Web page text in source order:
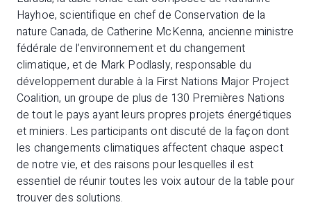
Hayhoe, scientifique en chef de Conservation de la
nature Canada, de Catherine McKenna, ancienne ministre
fédérale de l’environnement et du changement
climatique, et de Mark Podlasly, responsable du
développement durable à la First Nations Major Project
Coalition, un groupe de plus de 130 Premières Nations
de tout le pays ayant leurs propres projets énergétiques
et miniers. Les participants ont discuté de la façon dont
les changements climatiques affectent chaque aspect
de notre vie, et des raisons pour lesquelles il est
essentiel de réunir toutes les voix autour de la table pour
trouver des solutions.